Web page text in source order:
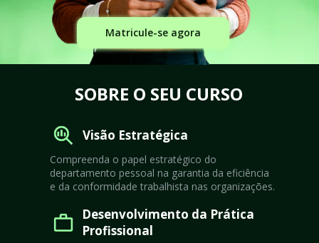
Matricule-se agora
SOBRE O SEU CURSO
Visão Estratégica
Desenvolvimento da Prática
Profissional
Compreenda o papel estratégico do
departamento pessoal na garantia da eficiência
e da conformidade trabalhista nas organizações.